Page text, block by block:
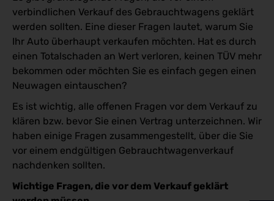
verbindlichen Verkauf des Gebrauchtwagens geklärt
werden sollten. Eine dieser Fragen lautet, warum Sie
Ihr Auto überhaupt verkaufen möchten. Hat es durch
einen Totalschaden an Wert verloren, keinen TÜV mehr
bekommen oder möchten Sie es einfach gegen einen
Neuwagen eintauschen?
Es ist wichtig, alle offenen Fragen vor dem Verkauf zu
klären bzw. bevor Sie einen Vertrag unterzeichnen. Wir
haben einige Fragen zusammengestellt, über die Sie
vor einem endgültigen Gebrauchtwagenverkauf
nachdenken sollten.
Wichtige Fragen, die vor dem Verkauf geklärt